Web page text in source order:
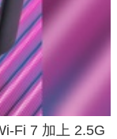
Fi 7 加上 2.5G